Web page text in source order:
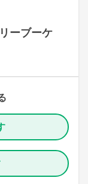
ーブーケ